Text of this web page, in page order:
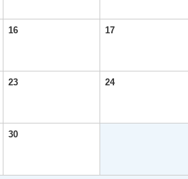
16 17
23 24
30